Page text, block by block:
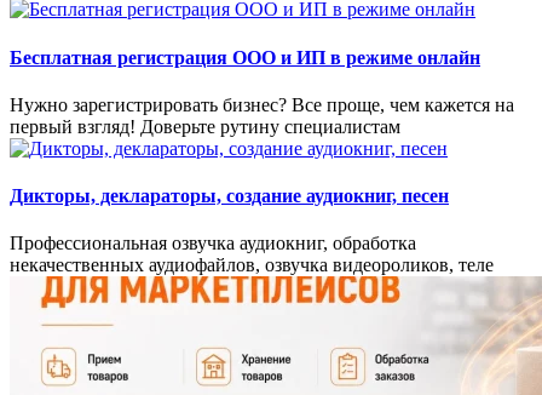
Бесплатная регистрация ООО и ИП в режиме онлайн
Нужно зарегистрировать бизнес? Все проще, чем кажется на
первый взгляд! Доверьте рутину специалистам
Дикторы, деклараторы, создание аудиокниг, песен
Профессиональная озвучка аудиокниг, обработка
некачественных аудиофайлов, озвучка видеороликов, теле